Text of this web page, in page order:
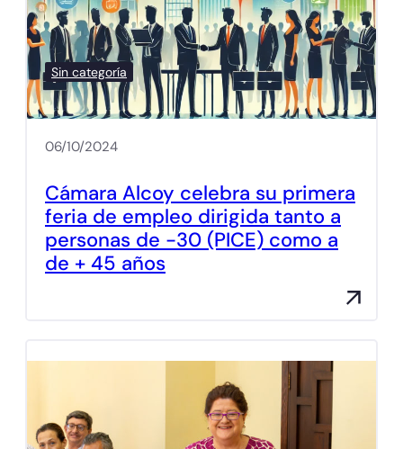
Sin categoría
06/10/2024
Cámara Alcoy celebra su primera
feria de empleo dirigida tanto a
personas de -30 (PICE) como a
de + 45 años